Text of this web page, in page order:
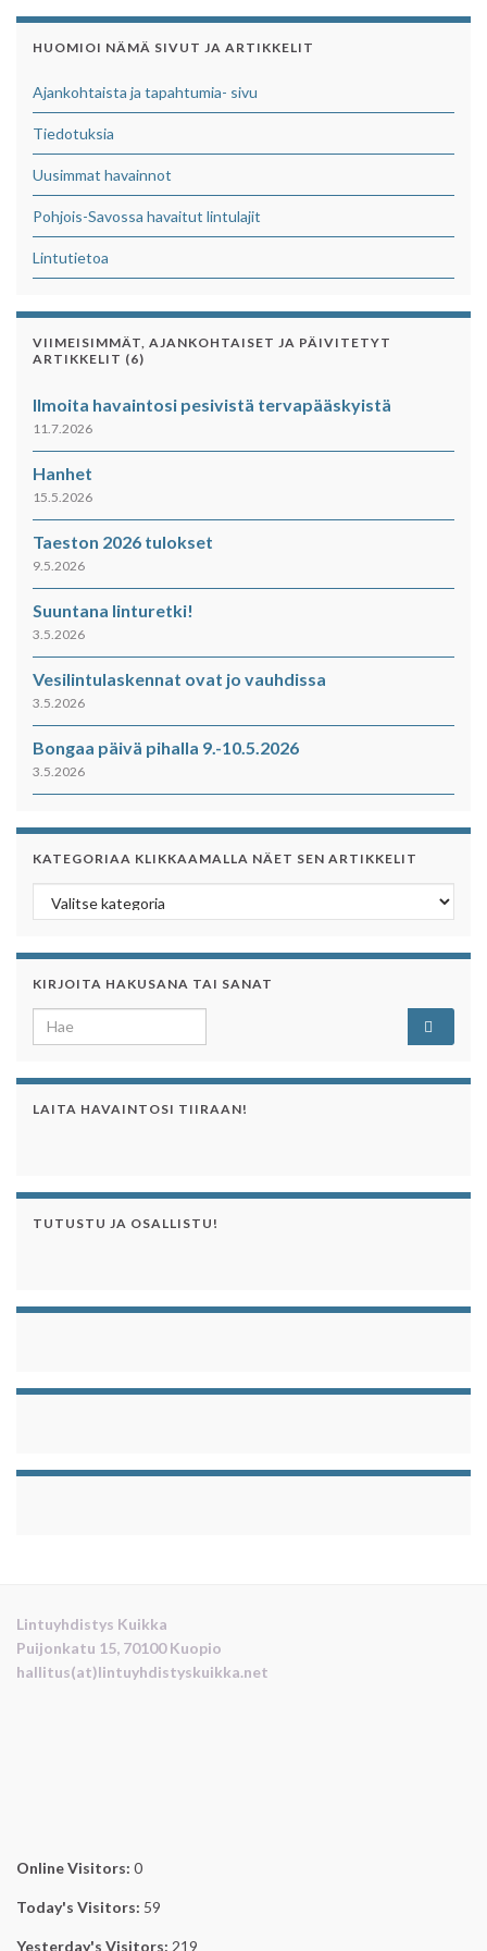
HUOMIOI NÄMÄ SIVUT JA ARTIKKELIT
Ajankohtaista ja tapahtumia- sivu
Tiedotuksia
Uusimmat havainnot
Pohjois-Savossa havaitut lintulajit
Lintutietoa
VIIMEISIMMÄT, AJANKOHTAISET JA PÄIVITETYT
ARTIKKELIT (6)
Ilmoita havaintosi pesivistä tervapääskyistä
11.7.2026
Hanhet
15.5.2026
Taeston 2026 tulokset
9.5.2026
Suuntana linturetki!
3.5.2026
Vesilintulaskennat ovat jo vauhdissa
3.5.2026
Bongaa päivä pihalla 9.-10.5.2026
3.5.2026
KATEGORIAA KLIKKAAMALLA NÄET SEN ARTIKKELIT
Kategoriaa klikkaamalla näet sen artikkelit
KIRJOITA HAKUSANA TAI SANAT
Search for:
LAITA HAVAINTOSI TIIRAAN!
TUTUSTU JA OSALLISTU!
Lintuyhdistys Kuikka
Puijonkatu 15, 70100 Kuopio
hallitus(at)lintuyhdistyskuikka.net
Online Visitors: 0
Today's Visitors: 59
Yesterday's Visitors: 219